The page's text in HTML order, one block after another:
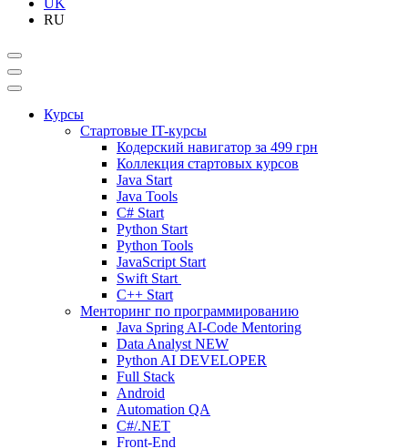
UK
RU
Курсы
Стартовые IT-курсы
Кодерский навигатор за 499 грн
Коллекция стартовых курсов
Java Start
Java Tools
C# Start
Python Start
Python Tools
JavaScript Start
Swift Start
C++ Start
Менторинг по программированию
Java Spring AI-Code Mentoring
Data Analyst NEW
Python AI DEVELOPER
Full Stack
Android
Automation QA
C#/.NET
Front-End